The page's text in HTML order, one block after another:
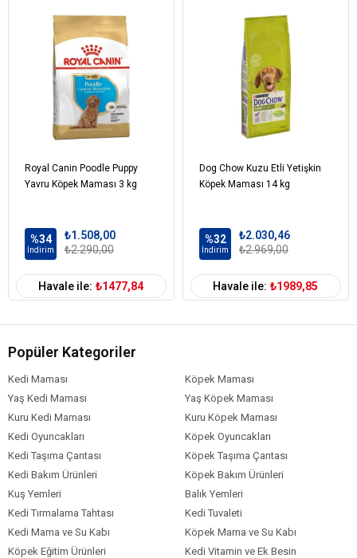
Kurutulmuş Kümes Hayvanları Eti
Yumurta Tozu
Mineraller
Mısır
Soya Yağı
Mısır Unu
Balık Yağı
Mısır Gluten
ANALİZ TABLOSU
Diyetsel Lif: %1.3
Taurin: 1 G/kg
Yağ: %20
Kül: %5.6
E1 (Demir): 43 Mg
E8 (Selenyum): 0.07 Mg
Vitamin A: 11300 Iu
Vitamin D3: 1000 Iu
E6 (Çinko): 187 Mg
Koruyucular
Antioksidantlar
Köpek Yaş
Aralığı
Yetişkin (1-7 Yaş)
Köpek Maması
Formu
Royal Canin Poodle Puppy
Yavru Köpek Maması 3 kg
%34
İndirim
₺1.508,00
₺2.290,00
Havale ile: ₺1477,84
Dog Chow Kuzu Etli Yetişkin
Köpek Maması 14 kg
%32
İndirim
₺2.030,46
₺2.969,00
Havale ile: ₺1989,85
Popüler Kategoriler
Kedi Maması
Köpek Maması
Yaş Kedi Maması
Yaş Köpek Maması
Kuru Kedi Maması
Kuru Köpek Maması
Kedi Oyuncakları
Köpek Oyuncakları
Kedi Taşıma Çantası
Köpek Taşıma Çantası
Kedi Bakım Ürünleri
Köpek Bakım Ürünleri
Kuş Yemleri
Balık Yemleri
Kedi Tırmalama Tahtası
Kedi Tuvaleti
Kedi Mama ve Su Kabı
Köpek Mama ve Su Kabı
Köpek Eğitim Ürünleri
Kedi Vitamin ve Ek Besin